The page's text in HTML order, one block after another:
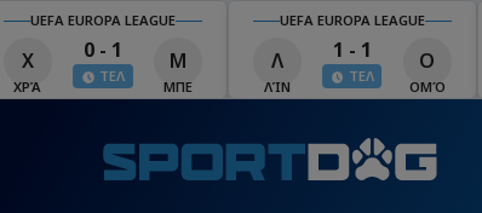
UEFA EUROPA LEAGUE
Χ
ΧΡΆ
0 - 1
ΤΕΛ
Μ
ΜΠΕ
UEFA EUROPA LEAGUE
Λ
ΛΊΝ
1 - 1
ΤΕΛ
Ο
ΟΜΌ